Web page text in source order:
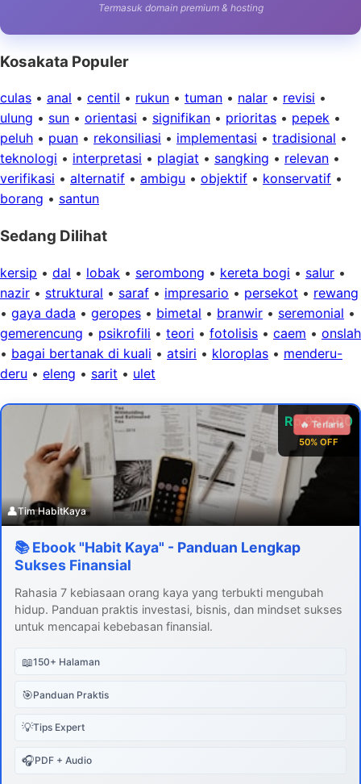
Termasuk domain premium & hosting
Kosakata Populer
culas • anal • centil • rukun • tuman • nalar • revisi •
ulung • sun • orientasi • signifikan • prioritas • pepek •
peluh • puan • rekonsiliasi • implementasi • tradisional •
teknologi • interpretasi • plagiat • sangking • relevan •
verifikasi • alternatif • ambigu • objektif • konservatif •
borang • santun
Sedang Dilihat
kersip • dal • lobak • serombong • kereta bogi • salur •
nazir • struktural • saraf • impresario • persekot • rewang
• gaya dada • geropes • bimetal • branwir • seremonial •
gemerencung • psikrofili • teori • fotolisis • caem • onslah
• bagai bertanak di kuali • atsiri • kloroplas • menderu-
deru • eleng • sarit • ulet
Rp 99.000
50% OFF
🔥 Terlaris
👤Tim HabitKaya
📚 Ebook "Habit Kaya" - Panduan Lengkap
Sukses Finansial
Rahasia 7 kebiasaan orang kaya yang terbukti mengubah
hidup. Panduan praktis investasi, bisnis, dan mindset sukses
untuk mencapai kebebasan finansial.
📖150+ Halaman
🎯Panduan Praktis
💡Tips Expert
🎧PDF + Audio